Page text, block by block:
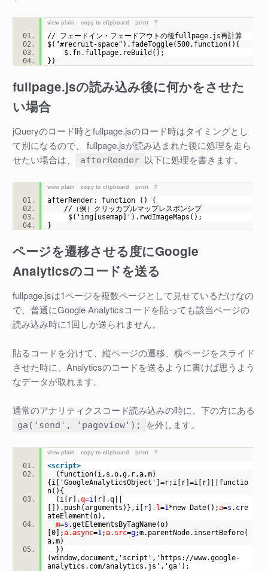
view plain copy to clipboard print ?
// フェードイン・フェードアウトの後fullpage.js再計算
$("#recruit-space").fadeToggle(500,function(){
$.fn.fullpage.reBuild();
})
fullpage.jsの読み込み後に何かをさせた
い場合
jQueryのロード時とfullpage.jsのロード時はタイミングとし
て別になるので、 fullpage.jsが読み込まれた後に処理を走ら
せたい場合は、
afterRender 以下に処理を書きます。
view plain copy to clipboard print ?
afterRender: function () {
//（例）クリッカブルマップレスポンシブ
$('img[usemap]').rwdImageMaps();
}
ページを遷移させる度にGoogle
Analyticsのコードを送る
fullpage.jsは1ページを複数ページとして見せているだけなの
で、普通にGoogle Analyticsコードを貼っても該当ページの
読み込み時に1回しか送られません。
貼るコードを分けて、縦ページの遷移、横ページをスライド
させた時に、Analyticsのコードを送るように書けば思うよう
なデータが取れます。
通常のアナリティクスコード読み込みの時に、下の方にある
ga('send', 'pageview'); を外します。
view plain copy to clipboard print ?
<script>
(function(i,s,o,g,r,a,m)
{i['GoogleAnalyticsObject']=r;i[r]=i[r]||functio
n(){
(i[r] .q=i [r].q||
[]).push(arguments)},i[r] .l=1 *new Date();a=s .cre
ateElement(o),
m=s .getElementsByTagName(o)
[0];a.async=1 ;a.src=g;m.parentNode.insertBefore(
a,m)
})
(window,document,'script','https://www.google-
analytics.com/analytics.js','ga');